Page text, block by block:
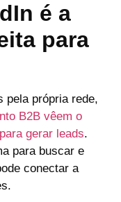
é a
para
pela própria rede,
B2B vêem o
gerar leads.
para buscar e
conectar a